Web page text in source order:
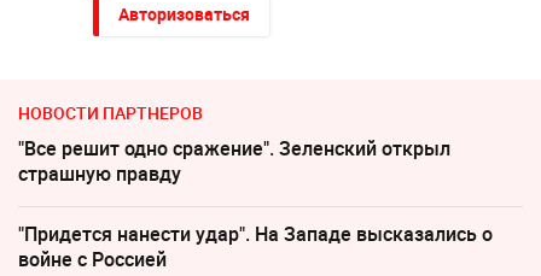
Авторизоваться
НОВОСТИ ПАРТНЕРОВ
"Все решит одно сражение". Зеленский открыл
страшную правду
"Придется нанести удар". На Западе высказались о
войне с Россией